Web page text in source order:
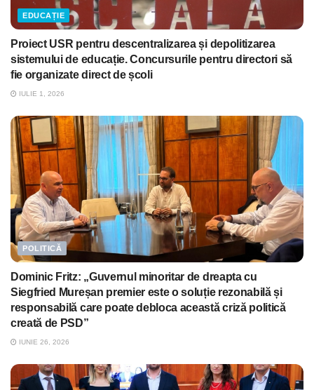
EDUCAȚIE
Proiect USR pentru descentralizarea și depolitizarea
sistemului de educație. Concursurile pentru directori să
fie organizate direct de școli
IULIE 1, 2026
POLITICĂ
Dominic Fritz: „Guvernul minoritar de dreapta cu
Siegfried Mureșan premier este o soluție rezonabilă și
responsabilă care poate debloca această criză politică
creată de PSD”
IUNIE 26, 2026